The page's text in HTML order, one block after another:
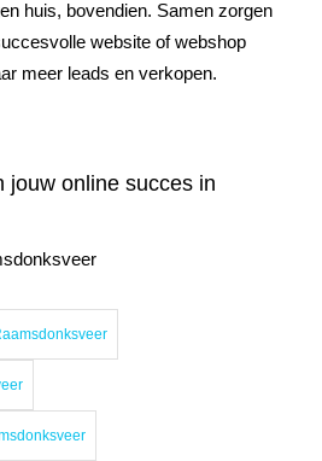
huis, bovendien. Samen zorgen
website of webshop
meer leads en verkopen.
jouw online succes in